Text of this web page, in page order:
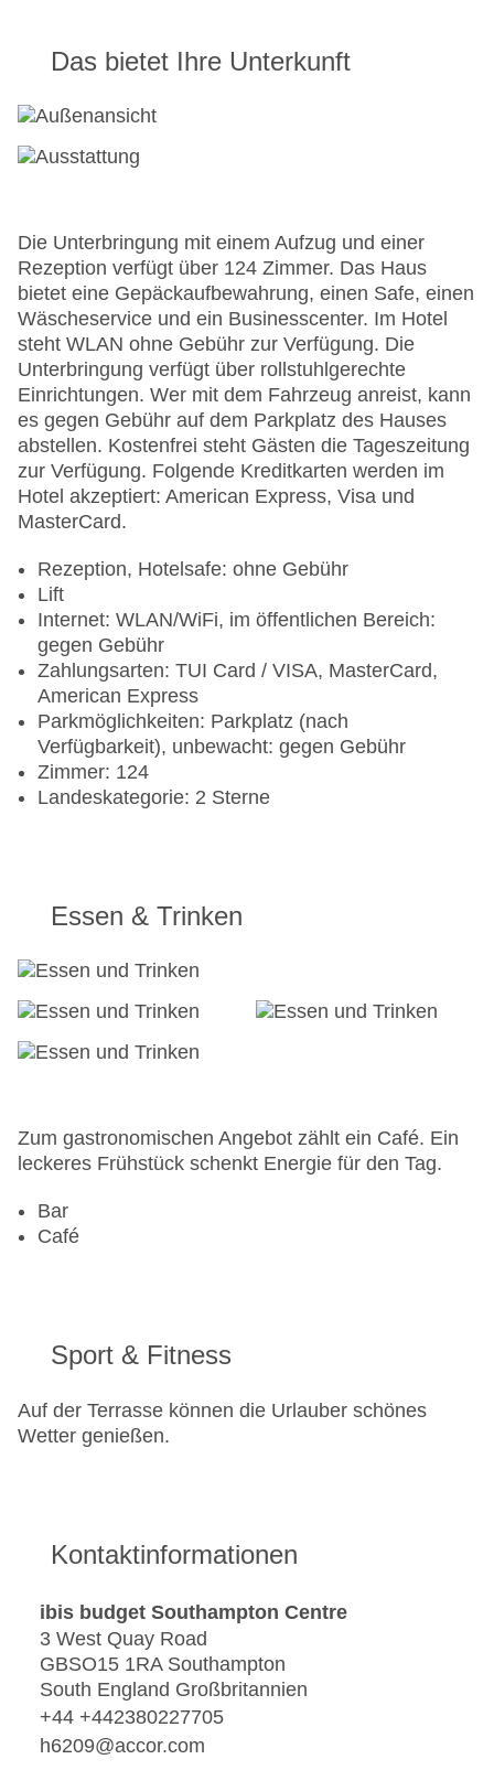
Das bietet Ihre Unterkunft
Die Unterbringung mit einem Aufzug und einer
Rezeption verfügt über 124 Zimmer. Das Haus
bietet eine Gepäckaufbewahrung, einen Safe, einen
Wäscheservice und ein Businesscenter. Im Hotel
steht WLAN ohne Gebühr zur Verfügung. Die
Unterbringung verfügt über rollstuhlgerechte
Einrichtungen. Wer mit dem Fahrzeug anreist, kann
es gegen Gebühr auf dem Parkplatz des Hauses
abstellen. Kostenfrei steht Gästen die Tageszeitung
zur Verfügung. Folgende Kreditkarten werden im
Hotel akzeptiert: American Express, Visa und
MasterCard.
Rezeption, Hotelsafe: ohne Gebühr
Lift
Internet: WLAN/WiFi, im öffentlichen Bereich:
gegen Gebühr
Zahlungsarten: TUI Card / VISA, MasterCard,
American Express
Parkmöglichkeiten: Parkplatz (nach
Verfügbarkeit), unbewacht: gegen Gebühr
Zimmer: 124
Landeskategorie: 2 Sterne
Essen & Trinken
Zum gastronomischen Angebot zählt ein Café. Ein
leckeres Frühstück schenkt Energie für den Tag.
Bar
Café
Sport & Fitness
Auf der Terrasse können die Urlauber schönes
Wetter genießen.
Kontaktinformationen
ibis budget Southampton Centre
3 West Quay Road
GBSO15 1RA Southampton
South England Großbritannien
+44 +442380227705
h6209@accor.com